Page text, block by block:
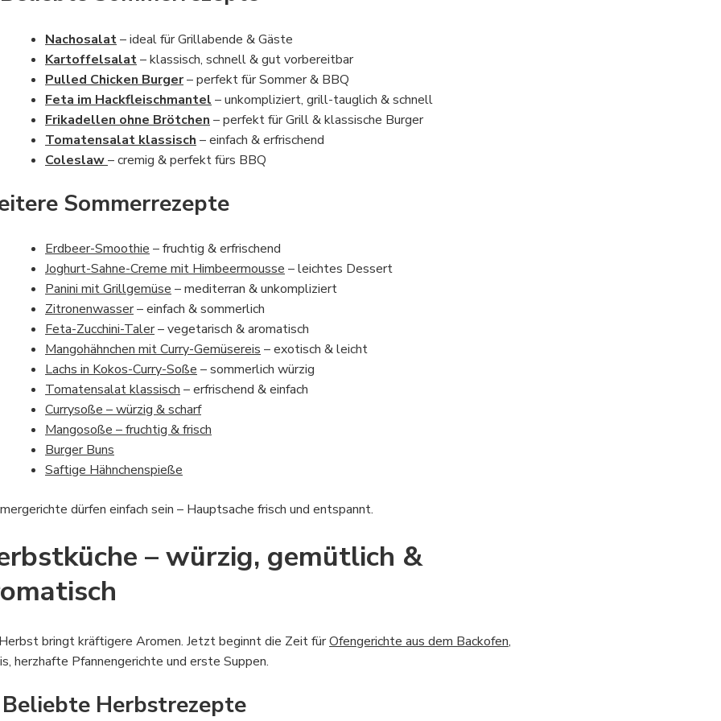
Nachosalat– ideal für Grillabende & Gäste
Kartoffelsalat– klassisch, schnell & gut vorbereitbar
Pulled Chicken Burger– perfekt für Sommer & BBQ
Feta im Hackfleischmantel – unkompliziert, grill-tauglich & schnell
Frikadellen ohne Brötchen – perfekt für Grill & klassische Burger
Tomatensalat klassisch – einfach & erfrischend
Coleslaw– cremig & perfekt fürs BBQ
Sommerrezepte
Erdbeer-Smoothie – fruchtig & erfrischend
Joghurt-Sahne-Creme mit Himbeermousse – leichtes Dessert
Panini mit Grillgemüse – mediterran & unkompliziert
Zitronenwasser– einfach & sommerlich
Feta-Zucchini-Taler– vegetarisch & aromatisch
Mangohähnchen mit Curry-Gemüsereis – exotisch & leicht
Lachs in Kokos-Curry-Soße – sommerlich würzig
Tomatensalat klassisch – erfrischend & einfach
Currysoße – würzig & scharf
Mangosoße – fruchtig & frisch
Burger Buns
Saftige Hähnchenspieße
dürfen einfach sein – Hauptsache frisch und entspannt.
– würzig, gemütlich &
bringt kräftigere Aromen. Jetzt beginnt die Zeit fürOfengerichte aus dem Backofen,
herzhafte Pfannengerichte und erste Suppen.
Herbstrezepte